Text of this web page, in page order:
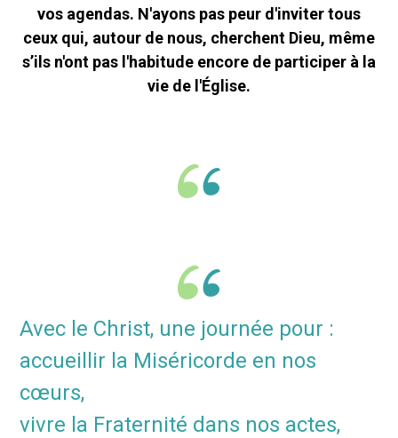
vos agendas. N'ayons pas peur d'inviter tous
ceux qui, autour de nous, cherchent Dieu, même
s’ils n'ont pas l'habitude encore de participer à la
vie de l'Église.
Avec le Christ, une journée pour :
accueillir la Miséricorde en nos
cœurs,
vivre la Fraternité dans nos actes,